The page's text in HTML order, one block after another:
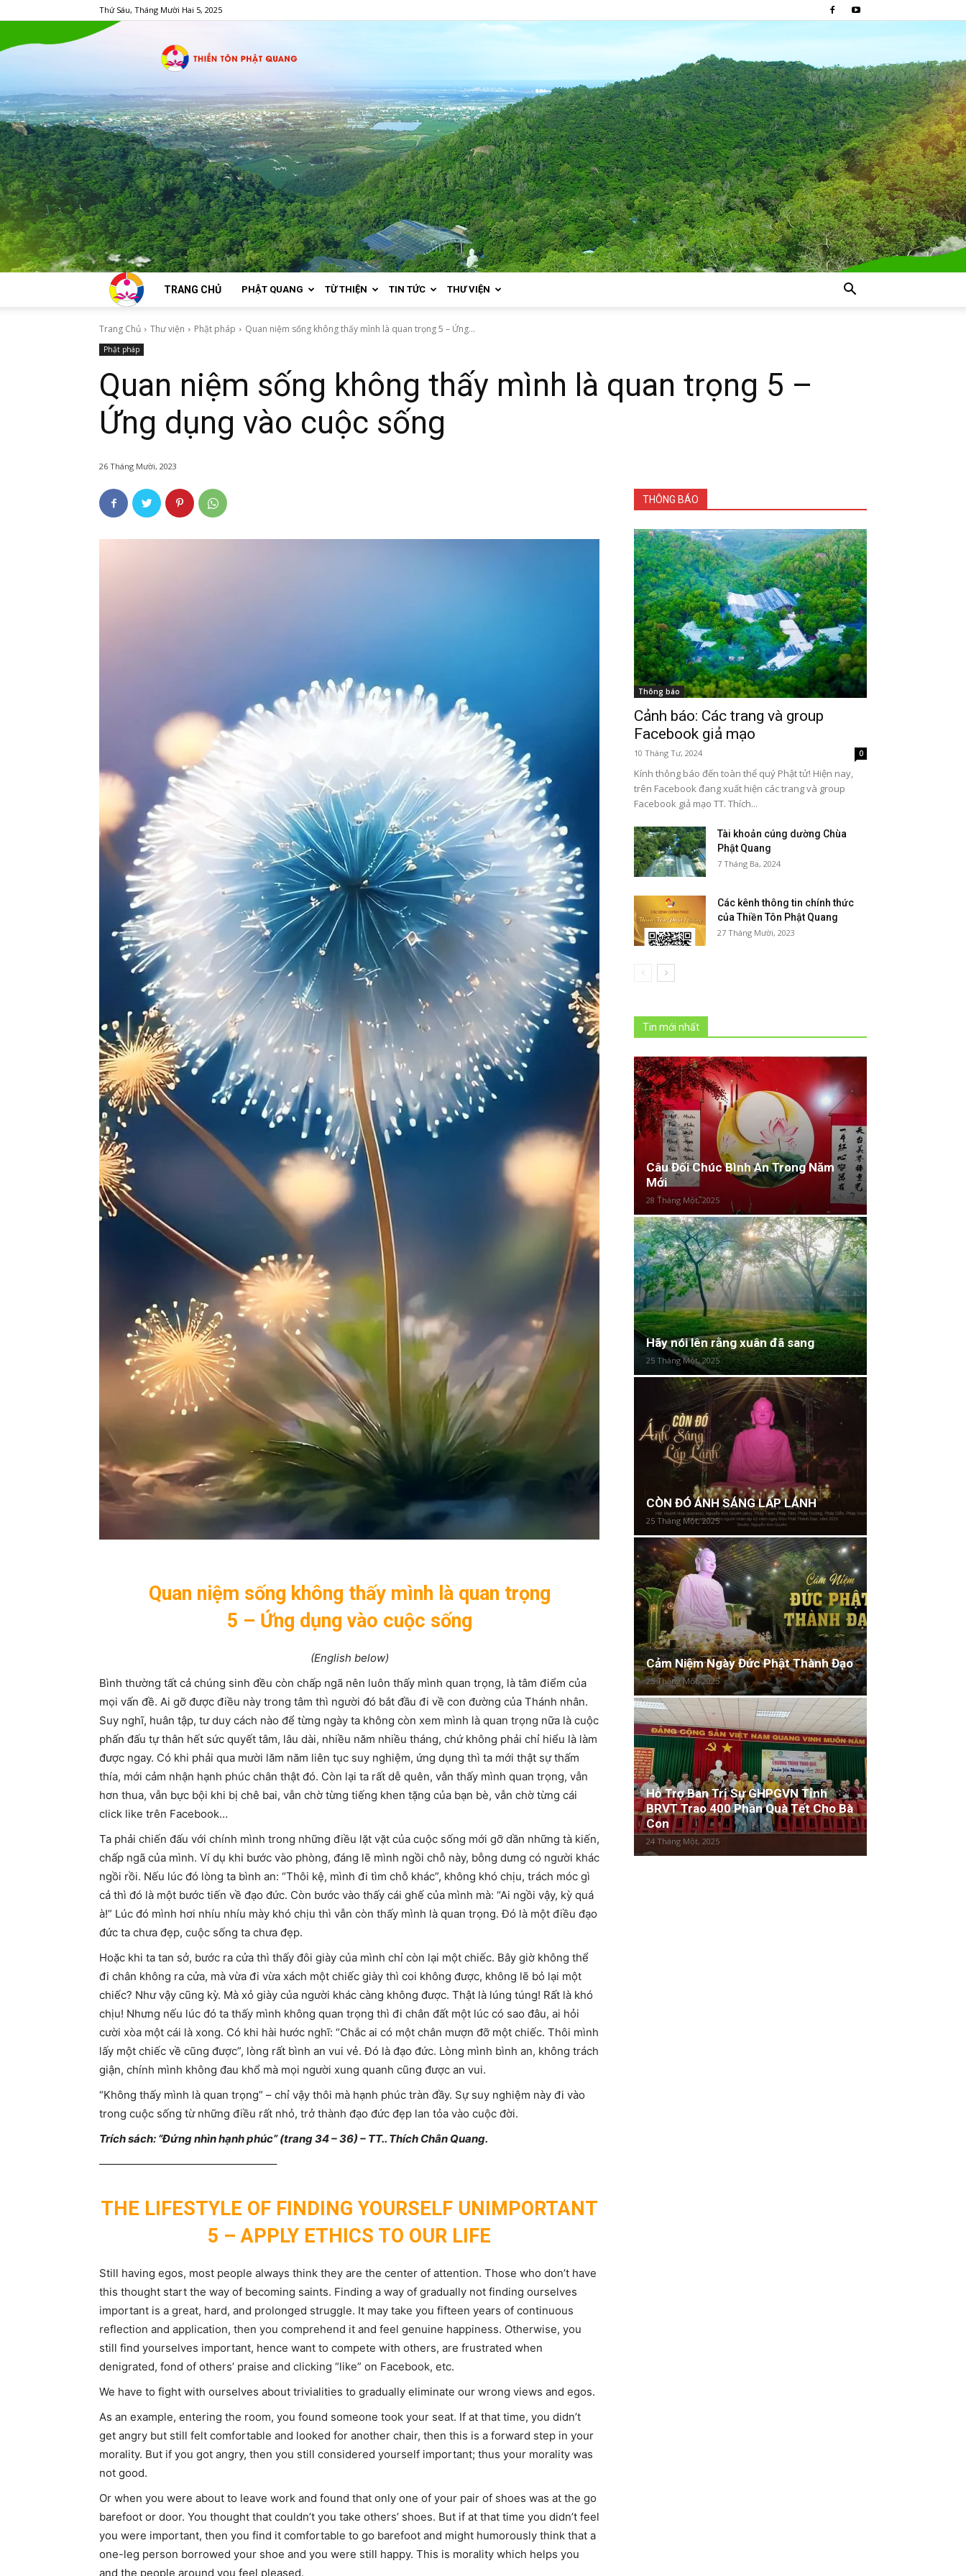
Thứ Sáu, Tháng Mười Hai 5, 2025
TRANG CHỦ PHẬT QUANG TỪ THIỆN TIN TỨC THƯ VIỆN
Trang Chủ Thư viện Phật pháp Quan niệm sống không thấy mình là quan trọng 5 – Ứng...
Phật pháp
Quan niệm sống không thấy mình là quan trọng 5 –
Ứng dụng vào cuộc sống
26 Tháng Mười, 2023
Quan niệm sống không thấy mình là quan trọng
5 – Ứng dụng vào cuộc sống
(English below)
Bình thường tất cả chúng sinh đều còn chấp ngã nên luôn thấy mình quan trọng, là tâm điểm của
mọi vấn đề. Ai gỡ được điều này trong tâm thì người đó bắt đầu đi về con đường của Thánh nhân.
Suy nghĩ, huân tập, tư duy cách nào để từng ngày ta không còn xem mình là quan trọng nữa là cuộc
phấn đấu tự thân hết sức quyết tâm, lâu dài, nhiều năm nhiều tháng, chứ không phải chỉ hiểu là làm
được ngay. Có khi phải qua mười lăm năm liên tục suy nghiệm, ứng dụng thì ta mới thật sự thấm
thía, mới cảm nhận hạnh phúc chân thật đó. Còn lại ta rất dễ quên, vẫn thấy mình quan trọng, vẫn
hơn thua, vẫn bực bội khi bị chê bai, vẫn chờ từng tiếng khen tặng của bạn bè, vẫn chờ từng cái
click like trên Facebook…
Ta phải chiến đấu với chính mình trong những điều lặt vặt của cuộc sống mới gỡ dần những tà kiến,
chấp ngã của mình. Ví dụ khi bước vào phòng, đáng lẽ mình ngồi chỗ này, bỗng dưng có người khác
ngồi rồi. Nếu lúc đó lòng ta bình an: “Thôi kệ, mình đi tìm chỗ khác”, không khó chịu, trách móc gì
cả thì đó là một bước tiến về đạo đức. Còn bước vào thấy cái ghế của mình mà: “Ai ngồi vậy, kỳ quá
à!” Lúc đó mình hơi nhíu nhíu mày khó chịu thì vẫn còn thấy mình là quan trọng. Đó là một điều đạo
đức ta chưa đẹp, cuộc sống ta chưa đẹp.
Hoặc khi ta tan sở, bước ra cửa thì thấy đôi giày của mình chỉ còn lại một chiếc. Bây giờ không thể
đi chân không ra cửa, mà vừa đi vừa xách một chiếc giày thì coi không được, không lẽ bỏ lại một
chiếc? Như vậy cũng kỳ. Mà xỏ giày của người khác càng không được. Thật là lúng túng! Rất là khó
chịu! Nhưng nếu lúc đó ta thấy mình không quan trọng thì đi chân đất một lúc có sao đâu, ai hỏi
cười xòa một cái là xong. Có khi hài hước nghĩ: “Chắc ai có một chân mượn đỡ một chiếc. Thôi mình
lấy một chiếc về cũng được”, lòng rất bình an vui vẻ. Đó là đạo đức. Lòng mình bình an, không trách
giận, chính mình không đau khổ mà mọi người xung quanh cũng được an vui.
“Không thấy mình là quan trọng” – chỉ vậy thôi mà hạnh phúc tràn đầy. Sự suy nghiệm này đi vào
trong cuộc sống từ những điều rất nhỏ, trở thành đạo đức đẹp lan tỏa vào cuộc đời.
Trích sách: “Đứng nhìn hạnh phúc” (trang 34 – 36) – TT.. Thích Chân Quang.
————————————————–
THE LIFESTYLE OF FINDING YOURSELF UNIMPORTANT
5 – APPLY ETHICS TO OUR LIFE
Still having egos, most people always think they are the center of attention. Those who don’t have
this thought start the way of becoming saints. Finding a way of gradually not finding ourselves
important is a great, hard, and prolonged struggle. It may take you fifteen years of continuous
reflection and application, then you comprehend it and feel genuine happiness. Otherwise, you
still find yourselves important, hence want to compete with others, are frustrated when
denigrated, fond of others’ praise and clicking “like” on Facebook, etc.
We have to fight with ourselves about trivialities to gradually eliminate our wrong views and egos.
As an example, entering the room, you found someone took your seat. If at that time, you didn’t
get angry but still felt comfortable and looked for another chair, then this is a forward step in your
morality. But if you got angry, then you still considered yourself important; thus your morality was
not good.
Or when you were about to leave work and found that only one of your pair of shoes was at the go
barefoot or door. You thought that couldn’t you take others’ shoes. But if at that time you didn’t feel
you were important, then you find it comfortable to go barefoot and might humorously think that a
one-leg person borrowed your shoe and you were still happy. This is morality which helps you
and the people around you feel pleased.
THÔNG BÁO
Thông báo
Cảnh báo: Các trang và group
Facebook giả mạo
10 Tháng Tư, 2024 0
Kính thông báo đến toàn thể quý Phật tử! Hiện nay,
trên Facebook đang xuất hiện các trang và group
Facebook giả mạo TT. Thích...
Tài khoản cúng dường Chùa
Phật Quang
7 Tháng Ba, 2024
Các kênh thông tin chính thức
của Thiền Tôn Phật Quang
27 Tháng Mười, 2023
Tin mới nhất
Câu Đối Chúc Bình An Trong Năm
Mới
28 Tháng Một, 2025
Hãy nói lên rằng xuân đã sang
25 Tháng Một, 2025
CÒN ĐÓ ÁNH SÁNG LẤP LÁNH
25 Tháng Một, 2025
Cảm Niệm Ngày Đức Phật Thành Đạo
25 Tháng Một, 2025
Hỗ Trợ Ban Trị Sự GHPGVN Tỉnh
BRVT Trao 400 Phần Quà Tết Cho Bà
Con
24 Tháng Một, 2025